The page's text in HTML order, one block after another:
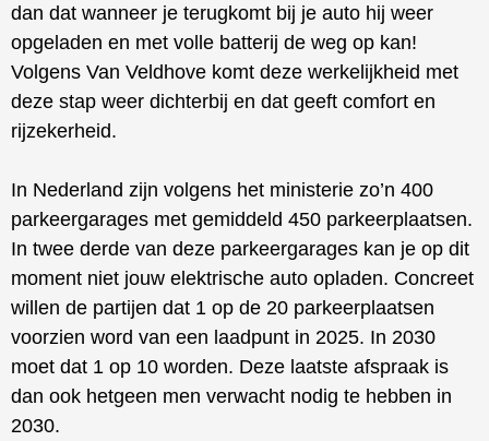
dan dat wanneer je terugkomt bij je auto hij weer
opgeladen en met volle batterij de weg op kan!
Volgens Van Veldhove komt deze werkelijkheid met
deze stap weer dichterbij en dat geeft comfort en
rijzekerheid.
In Nederland zijn volgens het ministerie zo’n 400
parkeergarages met gemiddeld 450 parkeerplaatsen.
In twee derde van deze parkeergarages kan je op dit
moment niet jouw elektrische auto opladen. Concreet
willen de partijen dat 1 op de 20 parkeerplaatsen
voorzien word van een laadpunt in 2025. In 2030
moet dat 1 op 10 worden. Deze laatste afspraak is
dan ook hetgeen men verwacht nodig te hebben in
2030.